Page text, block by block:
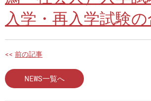
入学・再入学試験
<<前の記事
NEWS一覧へ